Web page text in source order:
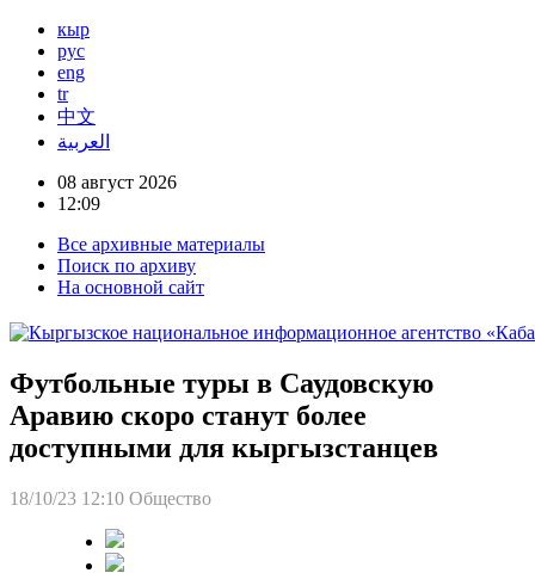
кыр
рус
eng
tr
中文
العربية
08 август 2026
12:09
Все архивные материалы
Поиск по архиву
На основной сайт
Футбольные туры в Саудовскую
Аравию скоро станут более
доступными для кыргызстанцев
18/10/23 12:10 Общество